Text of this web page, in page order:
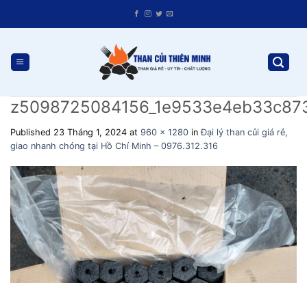
Published 23 Tháng 1, 2024 at 960 × 1280 inĐại lý than củi giá rẻ,
giao nhanh chóng tại Hồ Chí Minh – 0976.312.316